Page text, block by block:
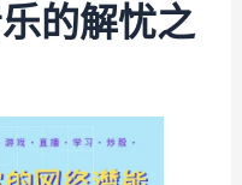
的解忧之